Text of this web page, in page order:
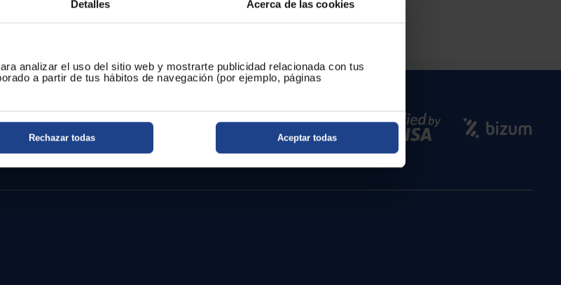
Detalles Acerca de las cookies
analizar el uso del sitio web y mostrarte publicidad relacionada con tus
a partir de tus hábitos de navegación (por ejemplo, páginas
Rechazar todas Aceptar todas